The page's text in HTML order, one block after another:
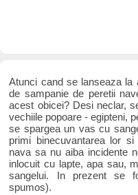
Atunci cand se lanseaza
de sampanie de peretii
acest obicei? Desi neclar,
vechiile popoare - egipteni,
se spargea un vas cu
primi binecuvantarea lor
nava sa nu aiba incidente
inlocuit cu lapte, apa sau,
sangelui. In prezent se
spumos).